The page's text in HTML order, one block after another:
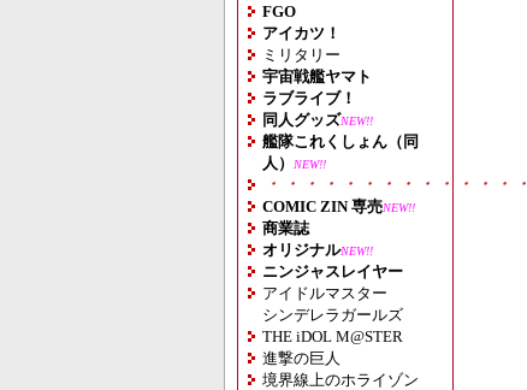
FGO
アイカツ！
ミリタリー
宇宙戦艦ヤマト
ラブライブ！
同人グッズNEW!!
艦隊これくしょん（同
人）
NEW!!
・・・・・・・・・・・・・
COMIC ZIN 専売NEW!!
商業誌
オリジナルNEW!!
ニンジャスレイヤー
アイドルマスター
シンデレラガールズ
THE iDOL M@STER
進撃の巨人
境界線上のホライゾン